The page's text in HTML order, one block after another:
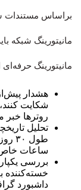
مانیتورینگ
هشدار
شکایت
روترها خبر
تحلیل
ساعات خاص
بررسی
داشبورد